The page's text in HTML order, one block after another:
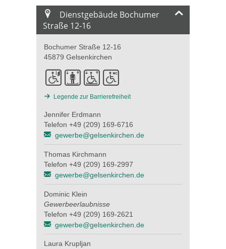
Dienstgebäude Bochumer
Straße 12-16
Bochumer Straße 12-16
45879 Gelsenkirchen
Legende zur Barrierefreiheit
Jennifer Erdmann
Telefon +49 (209) 169-6716
gewerbe@gelsenkirchen.de
Thomas Kirchmann
Telefon +49 (209) 169-2997
gewerbe@gelsenkirchen.de
Dominic Klein
Gewerbeerlaubnisse
Telefon +49 (209) 169-2621
gewerbe@gelsenkirchen.de
Laura Krupljan